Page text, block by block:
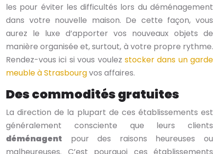
les pour éviter les difficultés lors du déménagement
dans votre nouvelle maison. De cette façon, vous
aurez le luxe d’apporter vos nouveaux objets de
manière organisée et, surtout, à votre propre rythme.
Rendez-vous ici si vous voulez stocker dans un garde
meuble à Strasbourgvos affaires.
Des commodités gratuites
La direction de la plupart de ces établissements est
généralement consciente que leurs clients
déménagent pour des raisons heureuses ou